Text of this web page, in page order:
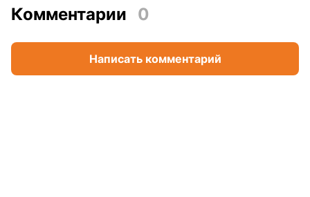
Комментарии 0
Написать комментарий